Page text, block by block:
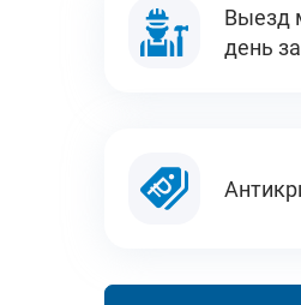
Выезд
день